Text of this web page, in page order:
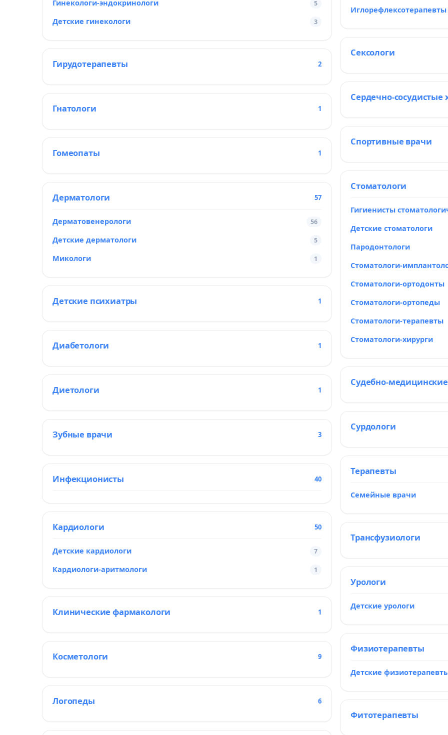
Гинекологи-эндокринологи 5
Детские гинекологи 3
Гирудотерапевты 2
Гнатологи 1
Гомеопаты 1
Дерматологи 57
Дерматовенерологи 56
Детские дерматологи 5
Микологи 1
Детские психиатры 1
Диабетологи 1
Диетологи 1
Зубные врачи 3
Инфекционисты 40
Кардиологи 50
Детские кардиологи 7
Кардиологи-аритмологи 1
Клинические фармакологи 1
Косметологи 9
Логопеды 6
Иглорефлексотерапевты
Сексологи
Сердечно-сосудистые
Спортивные врачи
Стоматологи
Гигиенисты
Детские стоматологи
Пародонтологи
Стоматологи-
Стоматологи-ортодонты
Стоматологи-ортопеды
Стоматологи-терапевты
Стоматологи-хирурги
Судебно-
Сурдологи
Терапевты
Семейные врачи
Трансфузиологи
Урологи
Детские урологи
Физиотерапевты
Детские
Фитотерапевты